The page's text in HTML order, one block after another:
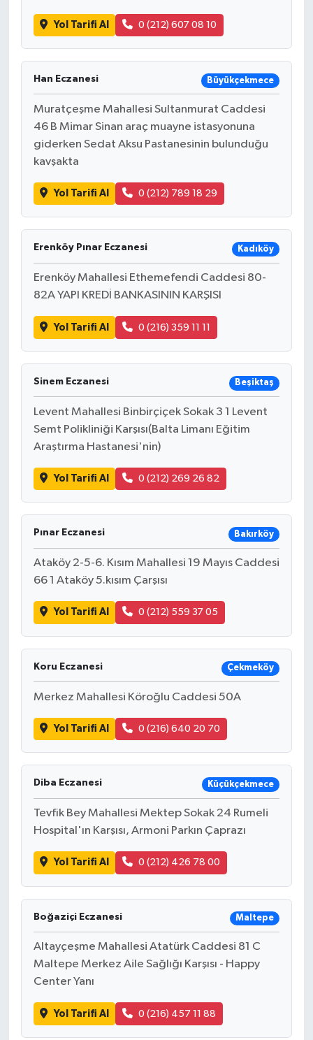
Yol Tarifi Al 0 (212) 607 08 10
Han Eczanesi Büyükçekmece
Muratçeşme Mahallesi Sultanmurat Caddesi
46 B Mimar Sinan araç muayne istasyonuna
giderken Sedat Aksu Pastanesinin bulunduğu
kavşakta
Yol Tarifi Al 0 (212) 789 18 29
Erenköy Pınar Eczanesi Kadıköy
Erenköy Mahallesi Ethemefendi Caddesi 80-
82A YAPI KREDİ BANKASININ KARŞISI
Yol Tarifi Al 0 (216) 359 11 11
Sinem Eczanesi Beşiktaş
Levent Mahallesi Binbirçiçek Sokak 3 1 Levent
Semt Polikliniği Karşısı(Balta Limanı Eğitim
Araştırma Hastanesi'nin)
Yol Tarifi Al 0 (212) 269 26 82
Pınar Eczanesi Bakırköy
Ataköy 2-5-6. Kısım Mahallesi 19 Mayıs Caddesi
66 1 Ataköy 5.kısım Çarşısı
Yol Tarifi Al 0 (212) 559 37 05
Koru Eczanesi Çekmeköy
Merkez Mahallesi Köroğlu Caddesi 50A
Yol Tarifi Al 0 (216) 640 20 70
Diba Eczanesi Küçükçekmece
Tevfik Bey Mahallesi Mektep Sokak 24 Rumeli
Hospital'ın Karşısı, Armoni Parkın Çaprazı
Yol Tarifi Al 0 (212) 426 78 00
Boğaziçi Eczanesi Maltepe
Altayçeşme Mahallesi Atatürk Caddesi 81 C
Maltepe Merkez Aile Sağlığı Karşısı - Happy
Center Yanı
Yol Tarifi Al 0 (216) 457 11 88